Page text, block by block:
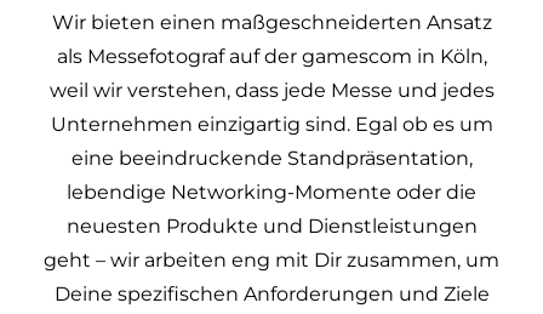
Wir bieten einen maßgeschneiderten Ansatz
als Messefotograf auf der gamescom in Köln,
weil wir verstehen, dass jede Messe und jedes
Unternehmen einzigartig sind. Egal ob es um
eine beeindruckende Standpräsentation,
lebendige Networking-Momente oder die
neuesten Produkte und Dienstleistungen
geht – wir arbeiten eng mit Dir zusammen, um
Deine spezifischen Anforderungen und Ziele